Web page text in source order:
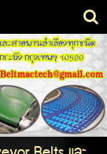
หกรรม